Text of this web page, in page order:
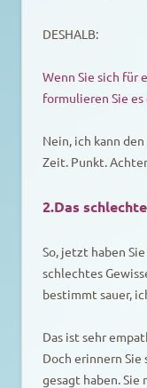
DESHALB:
Wenn Sie sich für
formulieren Sie
Nein, ich kann
Zeit. Punkt.
2.Das
So, jetzt haben
schlechtes
bestimmt sauer,
Das ist sehr
Doch erinnern Sie
gesagt haben. Sie